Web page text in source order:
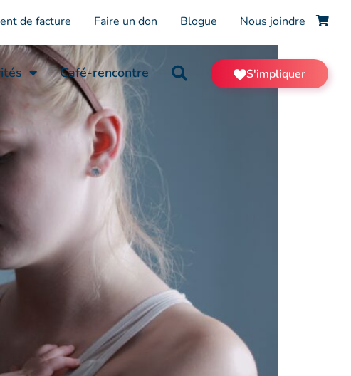
de facture Faire un don Blogue Nous joindre
Café-rencontre S'impliquer